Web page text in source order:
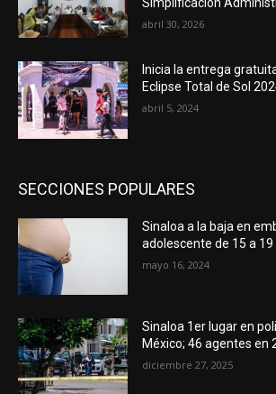
Simplificación
abril 30, 2026
Inicia la entrega
Eclipse Total de Sol
abril 5, 2024
SECCIONES POPULARES
Sinaloa a la baja en
adolescente de 15 a 19
mayo 16, 2024
Sinaloa 1er lugar en
México; 46 agentes en
diciembre 27, 2025